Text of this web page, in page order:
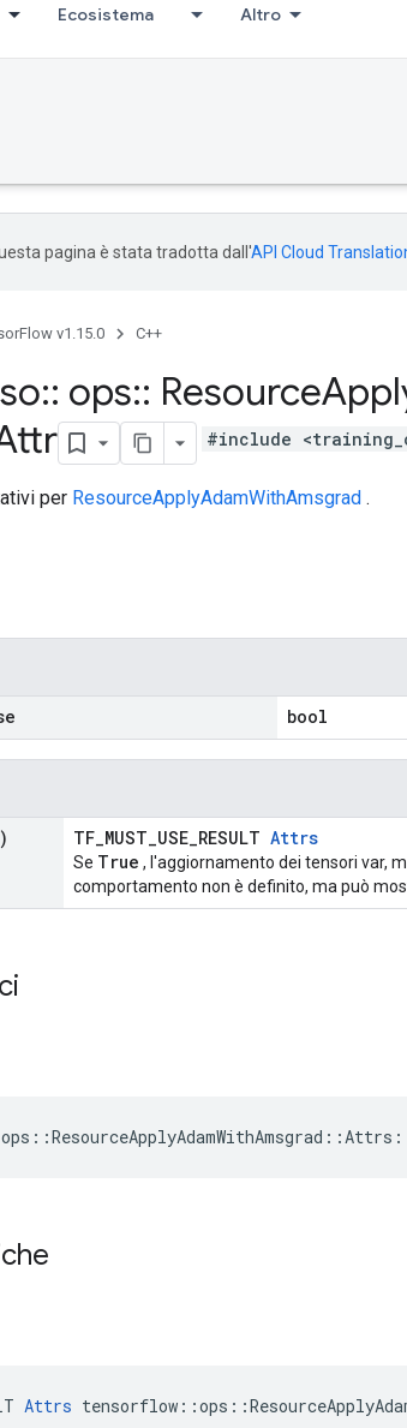
Ecosistema Altro
pagina è stata tradotta dall'API Cloud
v1.15.0 C++
:: ops:: Resource
#include
per ResourceApplyAdamWithAmsgrad .
bool
TF_MUST_USE_RESULT Attrs
Se True , l'aggiornamento dei tensori var,
comportamento non è definito, ma può
Attrs